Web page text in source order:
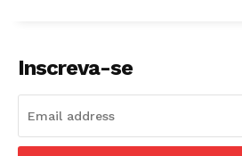
Inscreva-se